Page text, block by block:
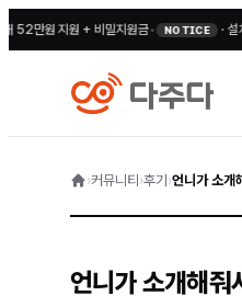
원 지원 + 비밀지원금• NOTICE ·설치 일
›커뮤니티 ›후기 ›언니가 소개
언니가 소개해줘